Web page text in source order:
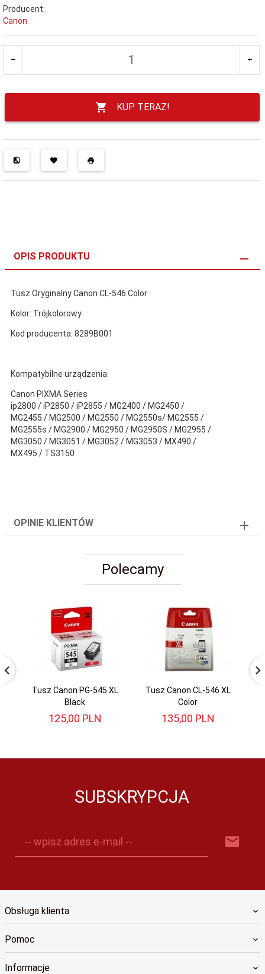
Producent:
Canon
KUP TERAZ!
OPIS PRODUKTU
Tusz Oryginalny Canon CL-546 Color
Kolor: Trójkolorowy
Kod producenta: 8289B001
Kompatybilne urządzenia:
Canon PIXMA Series
ip2800 / iP2850 / iP2855 / MG2400 / MG2450 /
MG2455 / MG2500 / MG2550 / MG2550s/ MG2555 /
MG2555s / MG2900 / MG2950 / MG2950S / MG2955 /
MG3050 / MG3051 / MG3052 / MG3053 / MX490 /
MX495 / TS3150
OPINIE KLIENTÓW
Polecamy
Tusz Canon PG-545 XL
Black
125,00 PLN
Tusz Canon CL-546 XL
Color
135,00 PLN
SUBSKRYPCJA
-- wpisz adres e-mail --
Obsługa klienta
Pomoc
Informacje